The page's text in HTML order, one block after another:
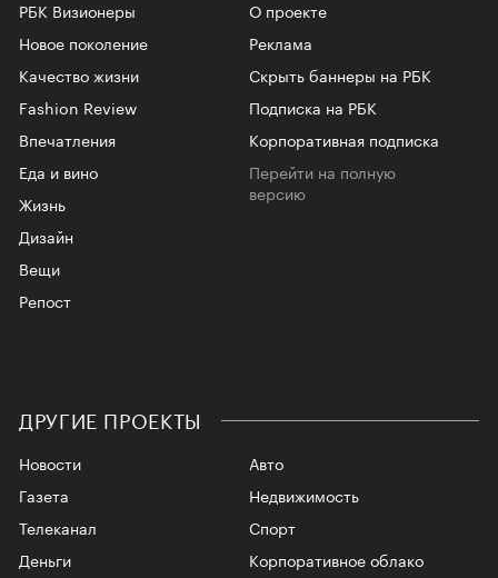
РБК Визионеры
Новое поколение
Качество жизни
Fashion Review
Впечатления
Еда и вино
Жизнь
Дизайн
Вещи
Репост
О проекте
Реклама
Скрыть баннеры на РБК
Подписка на РБК
Корпоративная подписка
Перейти на полную
версию
ДРУГИЕ ПРОЕКТЫ
Новости
Газета
Телеканал
Авто
Недвижимость
Спорт
Корпоративное облако
Деньги